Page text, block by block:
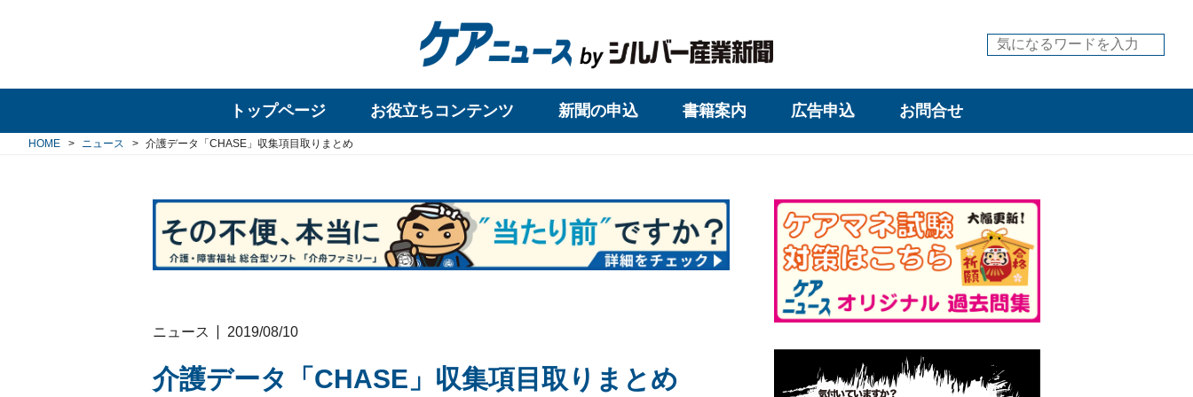
トップページ お役立ちコンテンツ 新聞の申込 書籍案内 広告申込 お問合せ
HOME ニュース 介護データ「CHASE」収集項目取りまとめ
ニュース 2019/08/10
介護データ「CHASE」収集項目取りまとめ